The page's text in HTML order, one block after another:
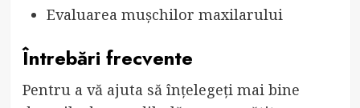
Evaluarea mușchilor maxilarului
Întrebări frecvente
Pentru a vă ajuta să înțelegeți mai bine